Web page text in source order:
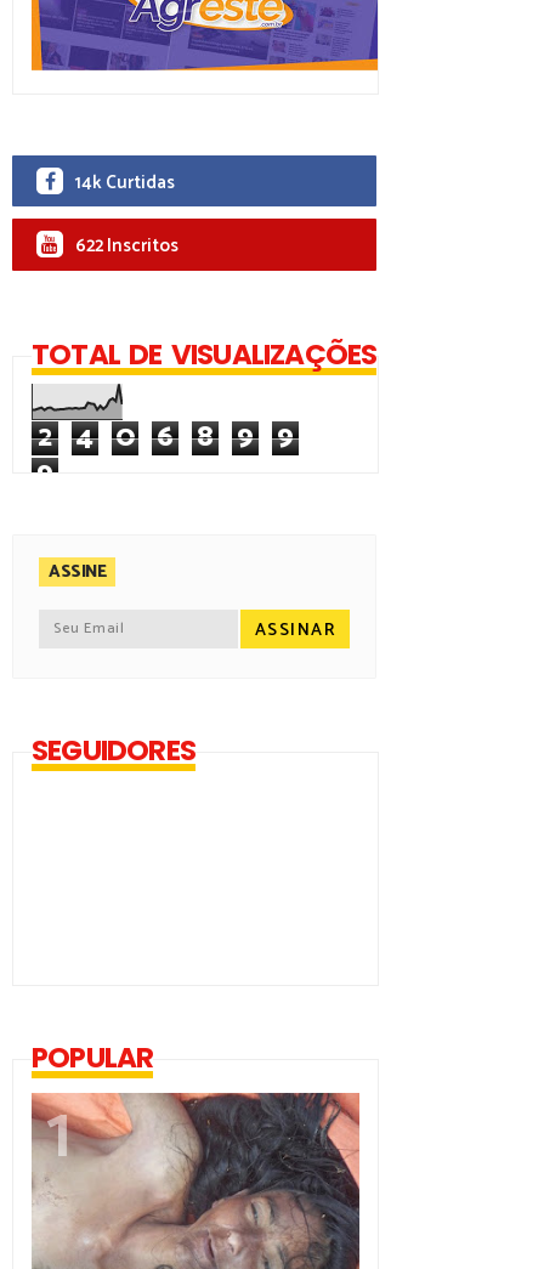
14k Curtidas
622 Inscritos
TOTAL DE VISUALIZAÇÕES
2 4 0 6 8 9 9
9
ASSINE
SEGUIDORES
POPULAR